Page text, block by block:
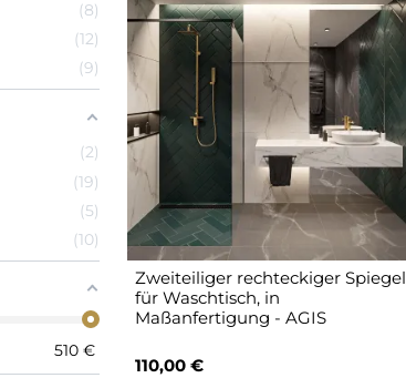
8
12
9
2
19
5
10
510 €
Zweiteiliger rechteckiger Spiegel
für Waschtisch, in
Maßanfertigung - AGIS
110,00 €